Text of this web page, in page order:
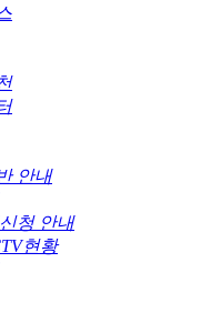
안내
청 안내
현황